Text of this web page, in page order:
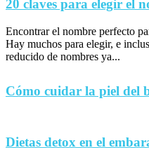
20 claves para elegir el
Encontrar el nombre perfecto
Hay muchos para elegir, e
reducido de nombres ya...
Cómo cuidar la piel del
Dietas detox en el